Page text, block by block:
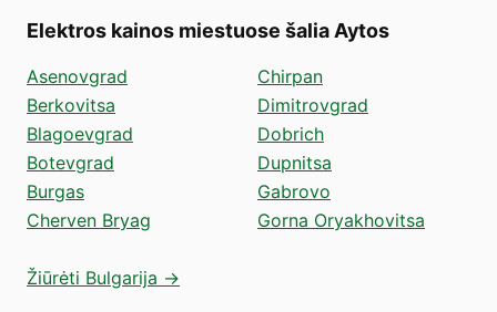
Elektros kainos miestuose šalia Aytos
Asenovgrad
Berkovitsa
Blagoevgrad
Botevgrad
Burgas
Cherven Bryag
Chirpan
Dimitrovgrad
Dobrich
Dupnitsa
Gabrovo
Gorna Oryakhovitsa
Žiūrėti Bulgarija →